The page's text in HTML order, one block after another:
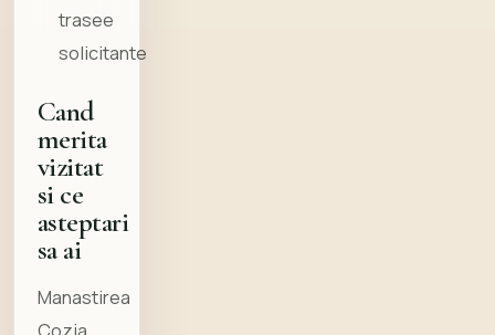
trasee
solicitante
Cand
merita
vizitat
si ce
asteptari
sa ai
Manastirea